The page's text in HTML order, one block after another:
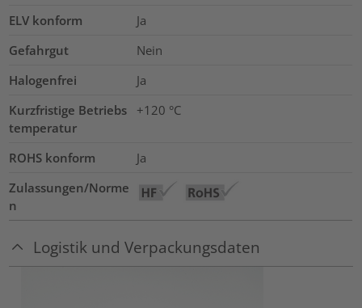
ELV konform
Ja
Gefahrgut
Nein
Halogenfrei
Ja
Kurzfristige Betriebs
temperatur
+120 °C
ROHS konform
Ja
Zulassungen/Norme
n
Logistik und Verpackungsdaten